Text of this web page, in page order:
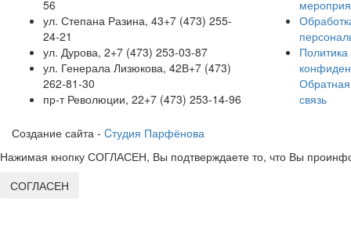
56
ул. Степана Разина, 43+7 (473) 255-
24-21
ул. Дурова, 2+7 (473) 253-03-87
ул. Генерала Лизюкова, 42В+7 (473)
262-81-30
пр-т Революции, 22+7 (473) 253-14-96
Политика
Обратная
связь
Создание сайта - Cтудия Парфёнова
Нажимая кнопку СОГЛАСЕН, Вы подтверждаете то, что Вы
СОГЛАСЕН